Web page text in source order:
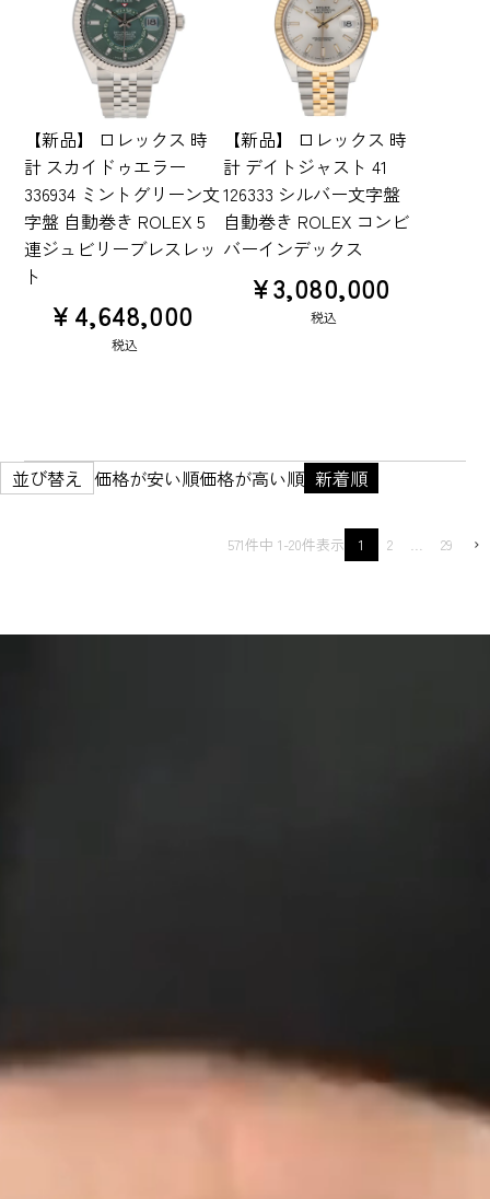
【新品】 ロレックス 時
計 スカイドゥエラー
336934 ミントグリーン文
字盤 自動巻き ROLEX 5
連ジュビリーブレスレッ
ト
¥ 4,648,000
税込
【新品】 ロレックス 時
計 デイトジャスト 41
126333 シルバー文字盤
自動巻き ROLEX コンビ
バーインデックス
¥3,080,000
税込
並び替え 価格が安い順価格が高い順 新着順
571件中 1-20件表示 1 2 … 29